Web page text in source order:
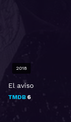
El aviso
TMDB6
2018